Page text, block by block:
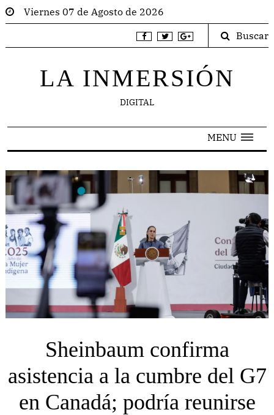
Viernes 07 de Agosto de 2026
Buscar
LA INMERSIÓN
DIGITAL
MENU
Sheinbaum confirma
asistencia a la cumbre del G7
en Canadá; podría reunirse